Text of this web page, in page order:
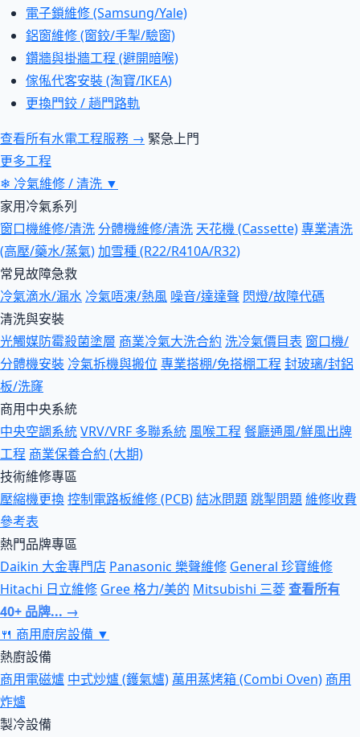
電子鎖維修 (Samsung/Yale)
鋁窗維修 (窗鉸/手掣/驗窗)
鑽牆與掛牆工程 (避開暗喉)
傢俬代客安裝 (淘寶/IKEA)
更換門鉸 / 趟門路軌
查看所有水電工程服務 → 緊急上門
更多工程
❄ 冷氣維修 / 清洗 ▼
家用冷氣系列
窗口機維修/清洗 分體機維修/清洗 天花機 (Cassette)專業清洗
(高壓/藥水/蒸氣)加雪種 (R22/R410A/R32)
常見故障急救
冷氣滴水/漏水 冷氣唔凍/熱風 噪音/達達聲 閃燈/故障代碼
清洗與安裝
光觸媒防霉殺菌塗層 商業冷氣大洗合約 洗冷氣價目表 窗口機/
分體機安裝 冷氣拆機與搬位 專業搭棚/免搭棚工程 封玻璃/封鋁
板/洗窿
商用中央系統
中央空調系統VRV/VRF 多聯系統 風喉工程 餐廳通風/鮮風出牌
工程 商業保養合約 (大期)
技術維修專區
壓縮機更換控制電路板維修 (PCB)結冰問題跳掣問題維修收費
參考表
熱門品牌專區
Daikin 大金專門店 Panasonic 樂聲維修 General 珍寶維修
Hitachi 日立維修 Gree 格力/美的 Mitsubishi 三菱查看所有
40+ 品牌... →
🍴 商用廚房設備 ▼
熱廚設備
商用電磁爐 中式炒爐 (鑊氣爐) 萬用蒸烤箱 (Combi Oven) 商用
炸爐
製冷設備